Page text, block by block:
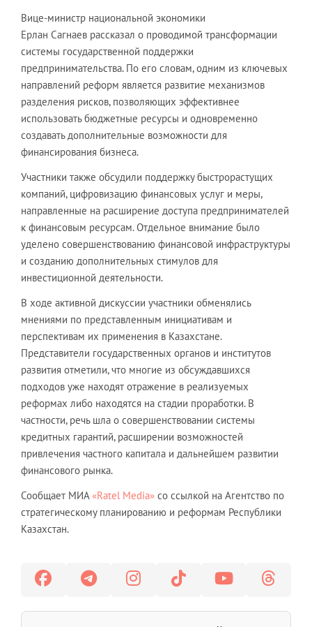
Вице-министр национальной экономики
Ерлан Сагнаев рассказал о проводимой трансформации
системы государственной поддержки
предпринимательства. По его словам, одним из ключевых
направлений реформ является развитие механизмов
разделения рисков, позволяющих эффективнее
использовать бюджетные ресурсы и одновременно
создавать дополнительные возможности для
финансирования бизнеса.
Участники также обсудили поддержку быстрорастущих
компаний, цифровизацию финансовых услуг и меры,
направленные на расширение доступа предпринимателей
к финансовым ресурсам. Отдельное внимание было
уделено совершенствованию финансовой инфраструктуры
и созданию дополнительных стимулов для
инвестиционной деятельности.
В ходе активной дискуссии участники обменялись
мнениями по представленным инициативам и
перспективам их применения в Казахстане.
Представители государственных органов и институтов
развития отметили, что многие из обсуждавшихся
подходов уже находят отражение в реализуемых
реформах либо находятся на стадии проработки. В
частности, речь шла о совершенствовании системы
кредитных гарантий, расширении возможностей
привлечения частного капитала и дальнейшем развитии
финансового рынка.
Сообщает МИА «Ratel Media» со ссылкой на Агентство по
стратегическому планированию и реформам Республики
Казахстан.